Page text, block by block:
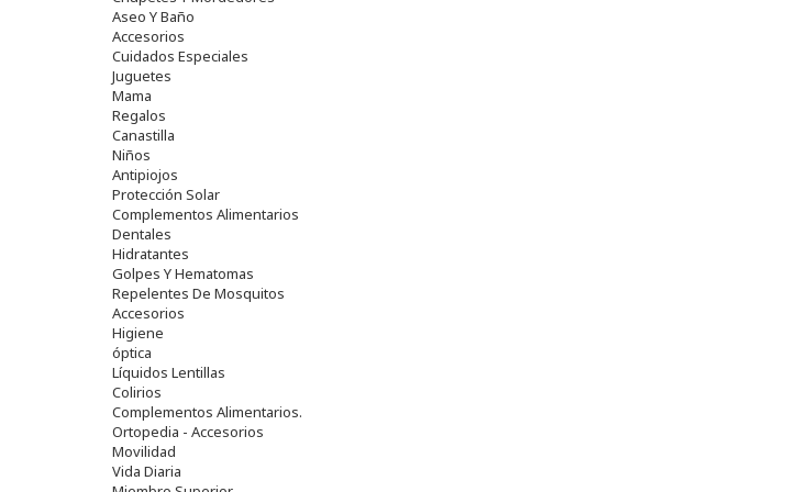
Aseo Y Baño
Accesorios
Cuidados Especiales
Juguetes
Mama
Regalos
Canastilla
Niños
Antipiojos
Protección Solar
Complementos Alimentarios
Dentales
Hidratantes
Golpes Y Hematomas
Repelentes De Mosquitos
Accesorios
Higiene
óptica
Líquidos Lentillas
Colirios
Complementos Alimentarios.
Ortopedia - Accesorios
Movilidad
Vida Diaria